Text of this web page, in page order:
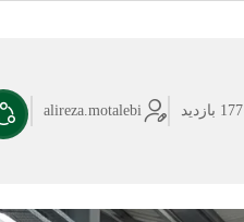
177 بازدید alireza.motalebi